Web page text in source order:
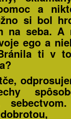
a
si bol
na seba. A
ego a
ti v